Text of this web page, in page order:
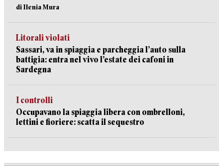
di Ilenia Mura
Litorali violati
Sassari, va in spiaggia e parcheggia l’auto sulla
battigia: entra nel vivo l’estate dei cafoni in
Sardegna
I controlli
Occupavano la spiaggia libera con ombrelloni,
lettini e fioriere: scatta il sequestro